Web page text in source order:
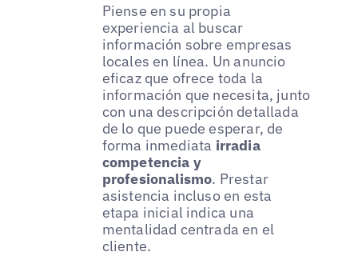
Piense en su propia
experiencia al buscar
información sobre empresas
locales en línea. Un anuncio
eficaz que ofrece toda la
información que necesita, junto
con una descripción detallada
de lo que puede esperar, de
forma inmediata irradia
competencia y
profesionalismo. Prestar
asistencia incluso en esta
etapa inicial indica una
mentalidad centrada en el
cliente.